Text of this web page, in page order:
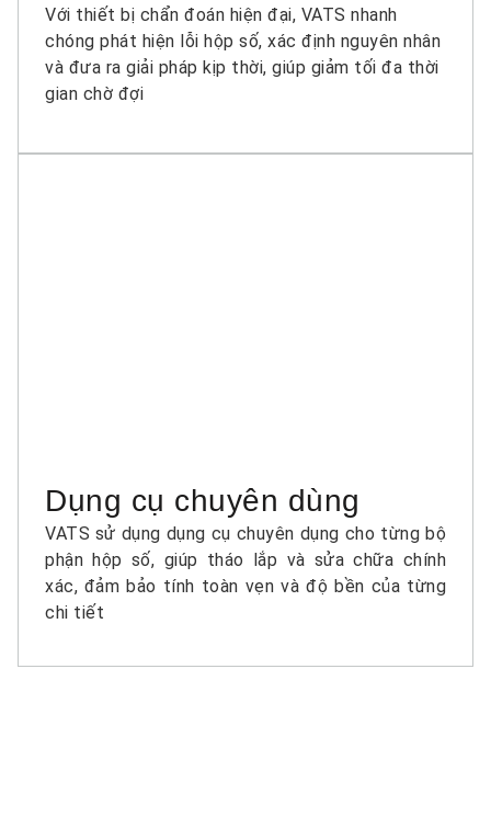
Với thiết bị chẩn đoán hiện đại, VATS nhanh
chóng phát hiện lỗi hộp số, xác định nguyên nhân
và đưa ra giải pháp kịp thời, giúp giảm tối đa thời
gian chờ đợi
Dụng cụ chuyên dùng
VATS sử dụng dụng cụ chuyên dụng cho từng bộ
phận hộp số, giúp tháo lắp và sửa chữa chính
xác, đảm bảo tính toàn vẹn và độ bền của từng
chi tiết